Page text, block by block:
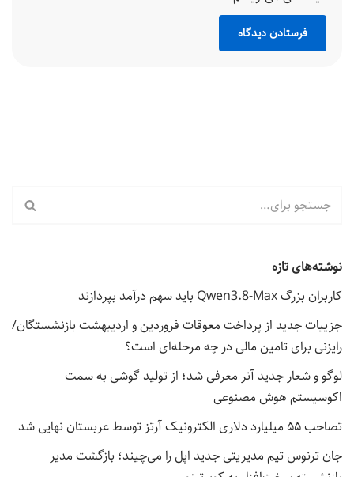
نوشته‌های تازه
کاربران بزرگ Qwen3.8-Max باید سهم درآمد بپردازند
جزییات جدید از پرداخت معوقات فروردین و اردیبهشت بازنشستگان/
رایزنی برای تامین مالی در چه مرحله‌ای است؟
لوگو و شعار جدید آنر معرفی شد؛ از تولید گوشی به سمت
اکوسیستم هوش مصنوعی
تصاحب ۵۵ میلیارد دلاری الکترونیک آرتز توسط عربستان نهایی شد
جان ترنوس تیم مدیریتی جدید اپل را می‌چیند؛ بازگشت مدیر